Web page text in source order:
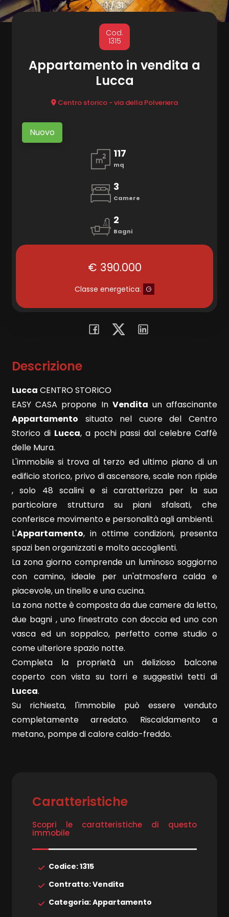
1/31
Cod.
1315
Appartamento in vendita a
Lucca
Centro storico - via della Polveriera
Nuovo
117
mq
3
Camere
2
Bagni
€ 390.000
Classe energetica: G
Descrizione
Lucca CENTRO STORICO 
EASY CASA propone In Vendita un affascinante
Appartamento situato nel cuore del Centro
Storico di Lucca, a pochi passi dal celebre Caffè
delle Mura.
L'immobile si trova al terzo ed ultimo piano di un
edificio storico, privo di ascensore, scale non ripide
, solo 48 scalini e si caratterizza per la sua
particolare struttura su piani sfalsati, che
conferisce movimento e personalità agli ambienti.
L'Appartamento, in ottime condizioni, presenta
spazi ben organizzati e molto accoglienti.
La zona giorno comprende un luminoso soggiorno
con camino, ideale per un'atmosfera calda e
piacevole, un tinello e una cucina.
La zona notte è composta da due camere da letto,
due bagni , uno finestrato con doccia ed uno con
vasca ed un soppalco, perfetto come studio o
come ulteriore spazio notte.
Completa la proprietà un delizioso balcone
coperto con vista su torri e suggestivi tetti di
Lucca.
Su richiesta, l'immobile può essere venduto
completamente arredato. Riscaldamento a
metano, pompe di calore caldo-freddo.
Caratteristiche
Scopri le caratteristiche di questo
immobile
Codice: 1315
Contratto: Vendita
Categoria: Appartamento
CONTATTI
Comune
Tipologia
Totale
mq
Locali
minimi
Qualsiasi
2
3
4
5
minimi
Qualsiasi